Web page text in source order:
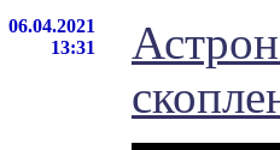
06.04.2021
13:31